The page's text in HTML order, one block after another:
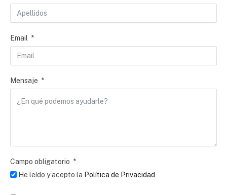
Email
Mensaje
Campo obligatorio
He leído y acepto la Política de Privacidad